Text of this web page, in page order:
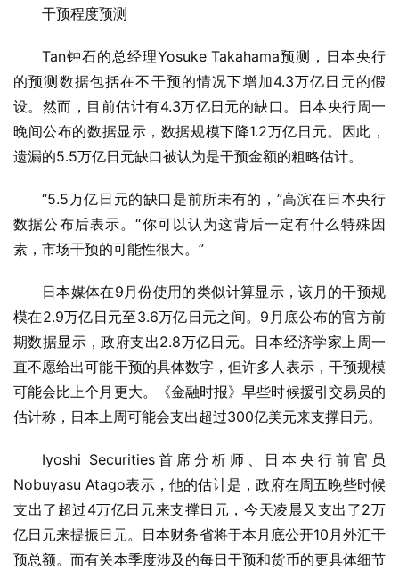
干预程度预测
Tan钟石的总经理Yosuke Takahama预测，日本央行
的预测数据包括在不干预的情况下增加4.3万亿日元的假
设。然而，目前估计有4.3万亿日元的缺口。日本央行周一
晚间公布的数据显示，数据规模下降1.2万亿日元。因此，
遗漏的5.5万亿日元缺口被认为是干预金额的粗略估计。
“5.5万亿日元的缺口是前所未有的，”高滨在日本央行
数据公布后表示。“你可以认为这背后一定有什么特殊因
素，市场干预的可能性很大。”
日本媒体在9月份使用的类似计算显示，该月的干预规
模在2.9万亿日元至3.6万亿日元之间。9月底公布的官方前
期数据显示，政府支出2.8万亿日元。日本经济学家上周一
直不愿给出可能干预的具体数字，但许多人表示，干预规模
可能会比上个月更大。《金融时报》早些时候援引交易员的
估计称，日本上周可能会支出超过300亿美元来支撑日元。
Iyoshi Securities首席分析师、日本央行前官员
Nobuyasu Atago表示，他的估计是，政府在周五晚些时候
支出了超过4万亿日元来支撑日元，今天凌晨又支出了2万
亿日元来提振日元。日本财务省将于本月底公开10月外汇干
预总额。而有关本季度涉及的每日干预和货币的更具体细节